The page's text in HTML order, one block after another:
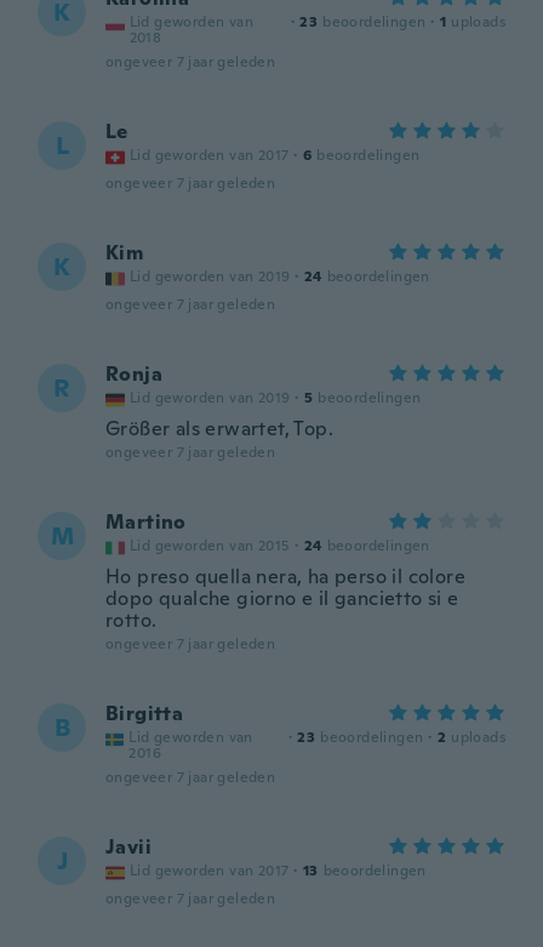
K
Lid geworden van
2018
· 23 beoordelingen · 1 uploads
ongeveer 7 jaar geleden
L Le
Lid geworden van 2017 · 6 beoordelingen
ongeveer 7 jaar geleden
K Kim
Lid geworden van 2019 · 24 beoordelingen
ongeveer 7 jaar geleden
R Ronja
Lid geworden van 2019 · 5 beoordelingen
Größer als erwartet, Top.
ongeveer 7 jaar geleden
M Martino
Lid geworden van 2015 · 24 beoordelingen
Ho preso quella nera, ha perso il colore
dopo qualche giorno e il gancietto si e
rotto.
ongeveer 7 jaar geleden
B Birgitta
Lid geworden van
2016
· 23 beoordelingen · 2 uploads
ongeveer 7 jaar geleden
J Javii
Lid geworden van 2017 · 13 beoordelingen
ongeveer 7 jaar geleden